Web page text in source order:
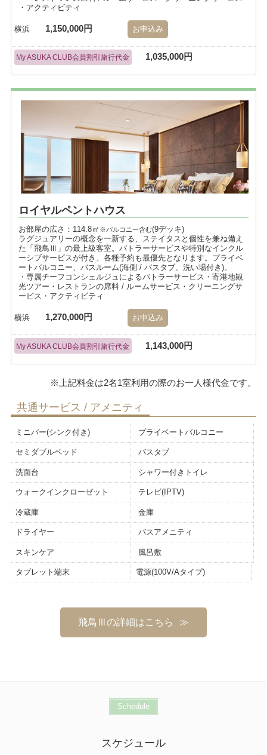
・アクティビティ
横浜 1,150,000円 お申込み
My ASUKA CLUB会員割引旅行代金 1,035,000円
ロイヤルペントハウス
お部屋の広さ：114.8㎡ ※バルコニー含む(9デッキ)
ラグジュアリーの概念を一新する、ステイタスと個性を兼ね備え
た「飛鳥Ⅲ」の最上級客室。バトラーサービスや特別なインクル
ーシブサービスが付き、各種予約も最優先となります。プライベ
ートバルコニー、バスルーム(海側 / バスタブ、洗い場付き)。
・専属チーフコンシェルジュによるバトラーサービス・寄港地観
光ツアー・レストランの席料 / ルームサービス・クリーニングサ
ービス・アクティビティ
横浜 1,270,000円 お申込み
My ASUKA CLUB会員割引旅行代金 1,143,000円
共通サービス / アメニティ
ミニバー(シンク付き) プライベートバルコニー
セミダブルベッド バスタブ
洗面台 シャワー付きトイレ
ウォークインクローゼット テレビ(IPTV)
冷蔵庫 金庫
ドライヤー バスアメニティ
スキンケア 風呂敷
タブレット端末 電源(100V/Aタイプ)
飛鳥Ⅲの詳細はこちら
Schedule
スケジュール